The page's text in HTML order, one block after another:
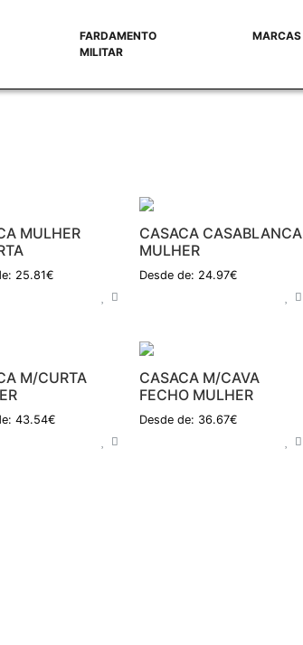
FARDAMENTO
MILITAR
MARCAS
MULHER
25.81€
CASACA CASABLANCA
MULHER
Desde de: 24.97€
M/CURTA
43.54€
CASACA M/CAVA
FECHO MULHER
Desde de: 36.67€